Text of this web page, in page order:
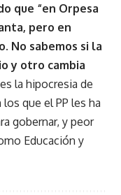
que “en Orpesa
pero en
No sabemos si la
y otro cambia
la hipocresia de
que el PP les ha
gobernar, y peor
Educación y